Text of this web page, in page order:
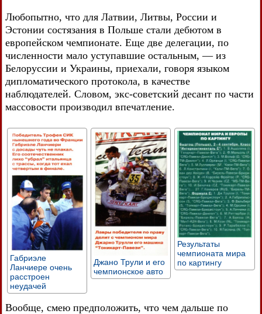
Любопытно, что для Латвии, Литвы, России и
Эстонии состязания в Польше стали дебютом в
европейском чемпионате. Еще две делегации, по
численности мало уступавшие остальным, — из
Белоруссии и Украины, приехали, говоря языком
дипломатического протокола, в качестве
наблюдателей. Словом, экс-советский десант по части
массовости производил впечатление.
Габриэле
Ланчиере очень
расстроен
неудачей
Джано Трули и его
чемпионское авто
Результаты
чемпионата мира
по картингу
Вообще, смею предположить, что чем дальше по